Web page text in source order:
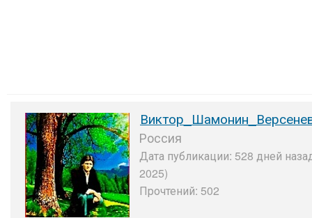
Россия
Дата публикации: 528 дней
2025)
Прочтений: 502